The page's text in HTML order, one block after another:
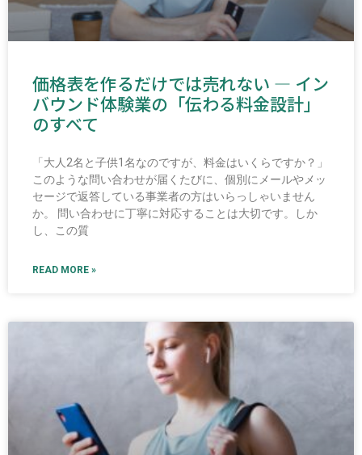
価格表を作るだけでは売れない ― イン
バウンド体験業の「伝わる料金設計」
のすべて
「大人2名と子供1名なのですが、料金はいくらですか？」
このような問い合わせが届くたびに、個別にメールやメッ
セージで返答している事業者の方はいらっしゃいません
か。 問い合わせに丁寧に対応することは大切です。しか
し、この質
READ MORE »